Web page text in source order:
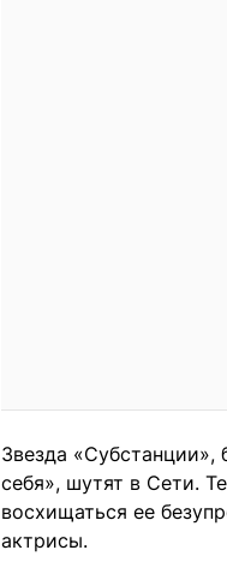
Звезда «Субстанции»,
себя», шутят в Сети.
восхищаться ее
актрисы.